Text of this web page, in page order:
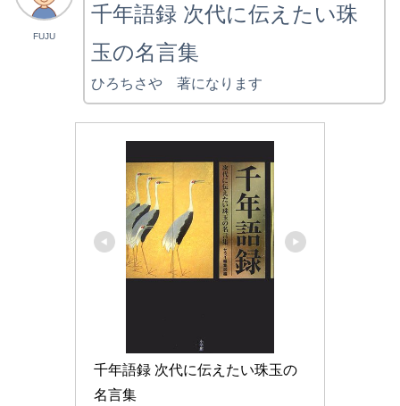
FUJU
千年語録 次代に伝えたい珠
玉の名言集
ひろちさや 著になります
千年語録 次代に伝えたい珠玉の
名言集